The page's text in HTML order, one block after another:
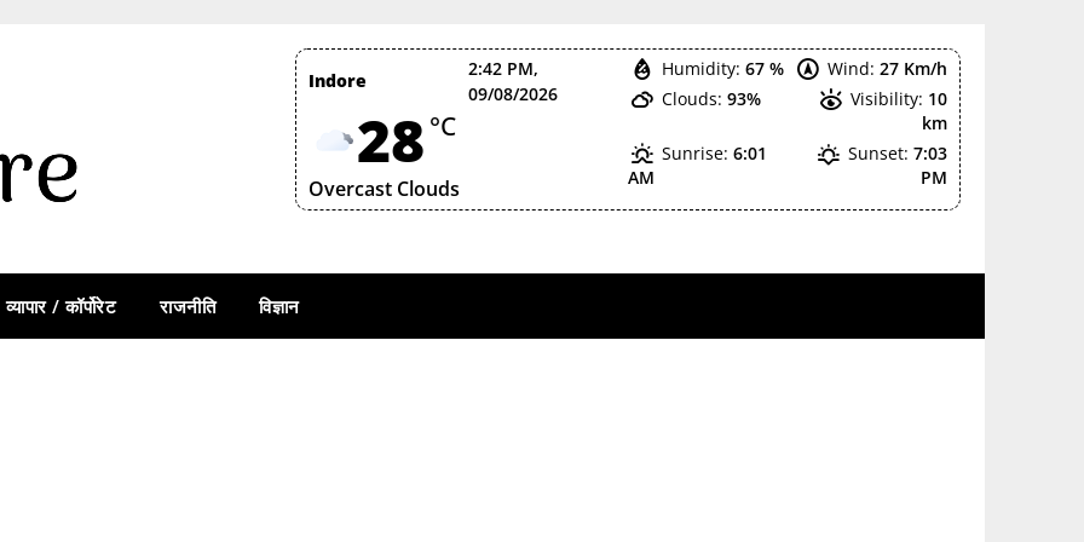
Indore
2:42 PM,
09/08/2026
28 °C
Overcast Clouds
Humidity: 67 % Wind: 27 Km/h
Clouds: 93% Visibility: 10
km
Sunrise: 6:01
AM
Sunset: 7:03
PM
व्यापार / कॉर्पोरेट राजनीति विज्ञान